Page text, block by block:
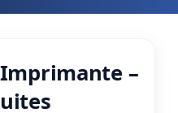
–